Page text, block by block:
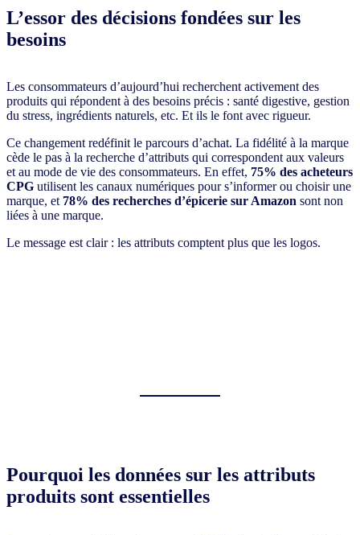
L’essor des décisions fondées sur les
besoins
Les consommateurs d’aujourd’hui recherchent activement des
produits qui répondent à des besoins précis : santé digestive, gestion
du stress, ingrédients naturels, etc. Et ils le font avec rigueur.
Ce changement redéfinit le parcours d’achat. La fidélité à la marque
cède le pas à la recherche d’attributs qui correspondent aux valeurs
et au mode de vie des consommateurs. En effet, 75% des acheteurs
CPG utilisent les canaux numériques pour s’informer ou choisir une
marque, et 78% des recherches d’épicerie sur Amazon sont non
liées à une marque.
Le message est clair : les attributs comptent plus que les logos.
Pourquoi les données sur les attributs
produits sont essentielles